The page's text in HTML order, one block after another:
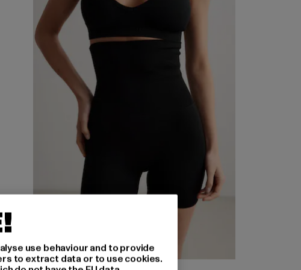
use behaviour and to provide
to extract data or to use cookies.